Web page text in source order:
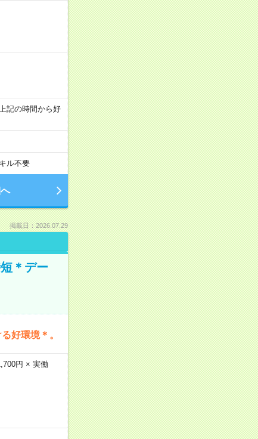
記の時間から好
ル不要
掲載日：2026.07.29
＊デー
好環境＊。
円 × 実働